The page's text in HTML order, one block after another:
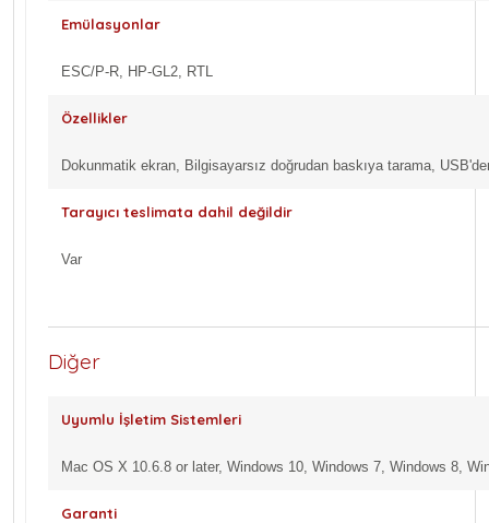
Emülasyonlar
ESC/P-R, HP-GL2, RTL
Özellikler
Dokunmatik ekran, Bilgisayarsız doğrudan baskıya tarama,
Tarayıcı teslimata dahil değildir
Var
Diğer
Uyumlu İşletim Sistemleri
Mac OS X 10.6.8 or later, Windows 10, Windows 7, Windows 8,
Garanti